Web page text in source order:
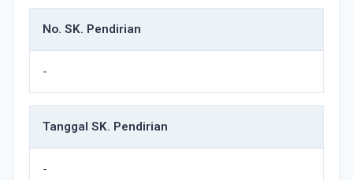
No. SK. Pendirian
-
Tanggal SK. Pendirian
-